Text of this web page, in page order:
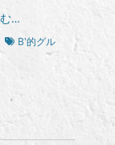
…
タ B'的グル